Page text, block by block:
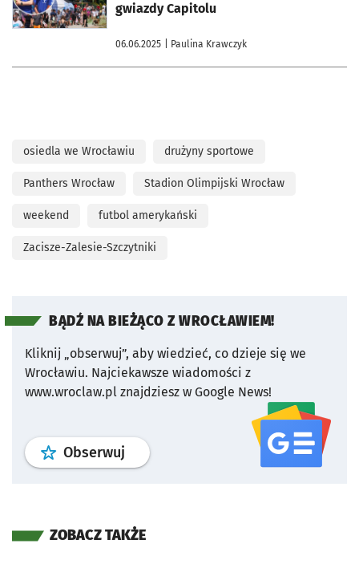
gwiazdy Capitolu
06.06.2025 | Paulina Krawczyk
osiedla we Wrocławiu drużyny sportowe
Panthers Wrocław Stadion Olimpijski Wrocław
weekend futbol amerykański
Zacisze-Zalesie-Szczytniki
BĄDŹ NA BIEŻĄCO Z WROCŁAWIEM!
Kliknij „obserwuj”, aby wiedzieć, co dzieje się we
Wrocławiu. Najciekawsze wiadomości z
www.wroclaw.pl znajdziesz w Google News!
Obserwuj profil serwisu
ZOBACZ TAKŻE